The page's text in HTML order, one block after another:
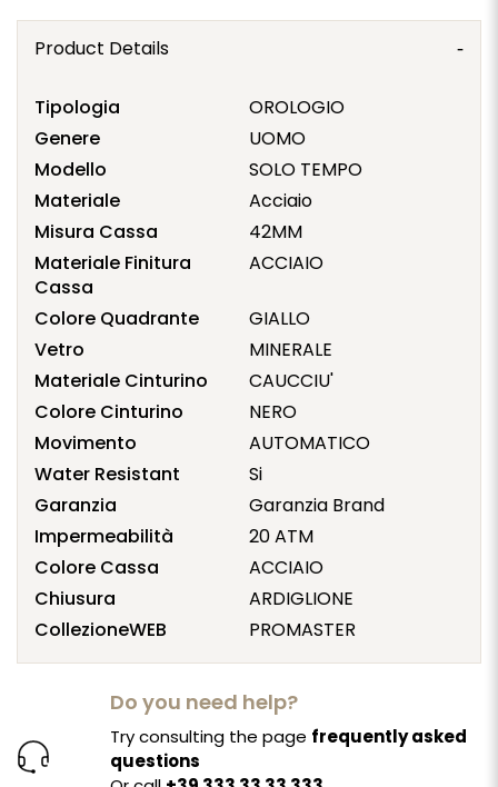
Product Details
Tipologia
OROLOGIO
Genere
UOMO
Modello
SOLO TEMPO
Materiale
Acciaio
Misura Cassa
42MM
Materiale Finitura
Cassa
ACCIAIO
Colore Quadrante
GIALLO
Vetro
MINERALE
Materiale Cinturino
CAUCCIU'
Colore Cinturino
NERO
Movimento
AUTOMATICO
Water Resistant
Si
Garanzia
Garanzia Brand
Impermeabilità
20 ATM
Colore Cassa
ACCIAIO
Chiusura
ARDIGLIONE
CollezioneWEB
PROMASTER
Do you need help?
Try consulting the page frequently asked
questions